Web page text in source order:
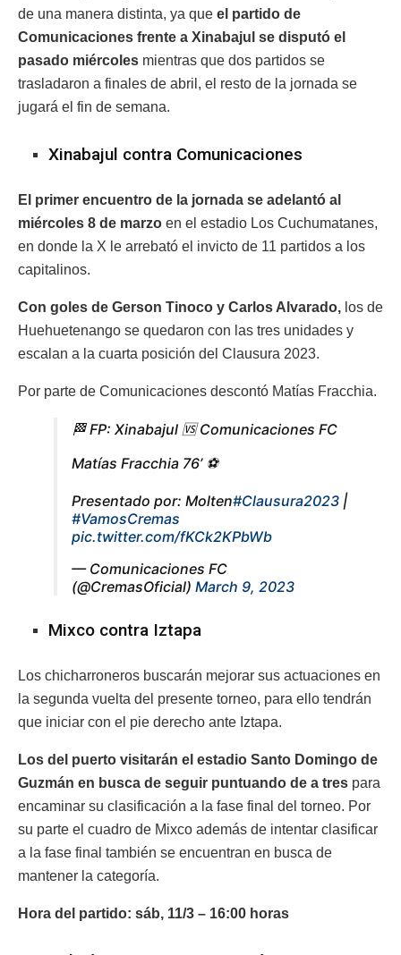
de una manera distinta, ya que el partido de
Comunicaciones frente a Xinabajul se disputó el
pasado miércoles mientras que dos partidos se
trasladaron a finales de abril, el resto de la jornada se
jugará el fin de semana.
Xinabajul contra Comunicaciones
El primer encuentro de la jornada se adelantó al
miércoles 8 de marzo en el estadio Los Cuchumatanes,
en donde la X le arrebató el invicto de 11 partidos a los
capitalinos.
Con goles de Gerson Tinoco y Carlos Alvarado, los de
Huehuetenango se quedaron con las tres unidades y
escalan a la cuarta posición del Clausura 2023.
Por parte de Comunicaciones descontó Matías Fracchia.
🏁 FP: Xinabajul 🆚 Comunicaciones FC
Matías Fracchia 76’ ⚽
Presentado por: Molten#Clausura2023 |
#VamosCremas
pic.twitter.com/fKCk2KPbWb
— Comunicaciones FC
(@CremasOficial) March 9, 2023
Mixco contra Iztapa
Los chicharroneros buscarán mejorar sus actuaciones en
la segunda vuelta del presente torneo, para ello tendrán
que iniciar con el pie derecho ante Iztapa.
Los del puerto visitarán el estadio Santo Domingo de
Guzmán en busca de seguir puntuando de a tres para
encaminar su clasificación a la fase final del torneo. Por
su parte el cuadro de Mixco además de intentar clasificar
a la fase final también se encuentran en busca de
mantener la categoría.
Hora del partido: sáb, 11/3 – 16:00 horas